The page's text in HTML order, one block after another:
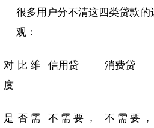
很多用户分不清这四类贷款
观：
对比维
度
信用贷 消费贷
是否需
不需要，
不需要，